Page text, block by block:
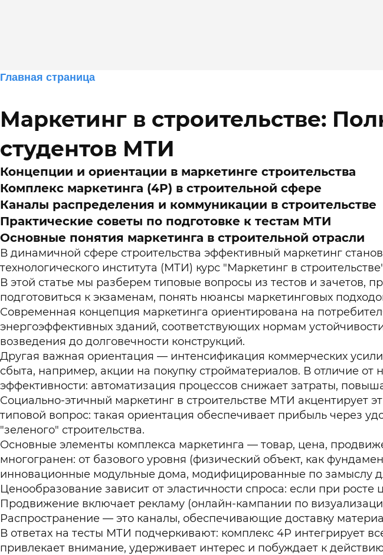
на портале lms.synergy.ru
Оставить заявку
Главная страница
Маркетинг в строительстве: Полные ответы на вопросы для
Блог
Маркетинг в строительстве:
студентов МТИ
Концепции и ориентации в маркетинге строительства
Комплекс маркетинга (4P) в строительной сфере
Каналы распределения и коммуникации в строительстве
Практические советы по подготовке к тестам МТИ
Основные понятия маркетинга в строительной отрасли
В динамичной сфере строительства эффективный маркетинг
технологического института (МТИ) курс "Маркетинг в
В этой статье мы разберем типовые вопросы из тестов и зачетов,
подготовиться к экзаменам, понять нюансы маркетинговых
Современная концепция маркетинга ориентирована на
энергоэффективных зданий, соответствующих нормам
возведения до долговечности конструкций.
Другая важная ориентация — интенсификация коммерческих
сбыта, например, акции на покупку стройматериалов. В отличие
эффективности: автоматизация процессов снижает затраты,
Социально-этичный маркетинг в строительстве МТИ акцентирует
типовой вопрос: такая ориентация обеспечивает прибыль через
"зеленого" строительства.
Основные элементы комплекса маркетинга — товар, цена,
многогранен: от базового уровня (физический объект, как
инновационные модульные дома, модифицированные по замыслу
Ценообразование зависит от эластичности спроса: если при
Продвижение включает рекламу (онлайн-кампании по
Распространение — это каналы, обеспечивающие доставку
В ответах на тесты МТИ подчеркивают: комплекс 4P интегрирует
привлекает внимание, удерживает интерес и побуждает к